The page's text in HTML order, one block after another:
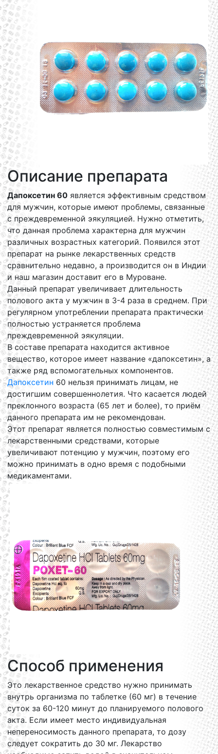
Описание препарата
Дапоксетин 60 является эффективным средством
для мужчин, которые имеют проблемы, связанные
с преждевременной эякуляцией. Нужно отметить,
что данная проблема характерна для мужчин
различных возрастных категорий. Появился этот
препарат на рынке лекарственных средств
сравнительно недавно, а производится он в Индии
и наш магазин доставит его в Муроване.
Данный препарат увеличивает длительность
полового акта у мужчин в 3-4 раза в среднем. При
регулярном употреблении препарата практически
полностью устраняется проблема
преждевременной эякуляции.
В составе препарата находится активное
вещество, которое имеет название «дапоксетин», а
также ряд вспомогательных компонентов.
Дапоксетин 60 нельзя принимать лицам, не
достигшим совершеннолетия. Что касается людей
преклонного возраста (65 лет и более), то приём
данного препарата им не рекомендован.
Этот препарат является полностью совместимым с
лекарственными средствами, которые
увеличивают потенцию у мужчин, поэтому его
можно принимать в одно время с подобными
медикаментами.
Способ применения
Это лекарственное средство нужно принимать
внутрь организма по таблетке (60 мг) в течение
суток за 60-120 минут до планируемого полового
акта. Если имеет место индивидуальная
непереносимость данного препарата, то дозу
следует сократить до 30 мг. Лекарство